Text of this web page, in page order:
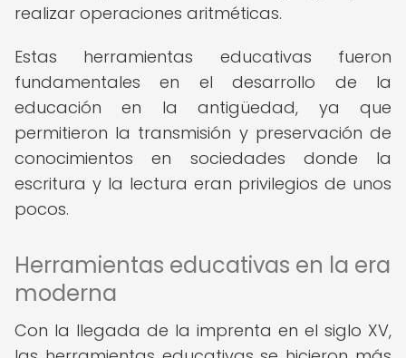
realizar operaciones aritméticas.
Estas herramientas educativas fueron
fundamentales en el desarrollo de la
educación en la antigüedad, ya que
permitieron la transmisión y preservación de
conocimientos en sociedades donde la
escritura y la lectura eran privilegios de unos
pocos.
Herramientas educativas en la era
moderna
Con la llegada de la imprenta en el siglo XV,